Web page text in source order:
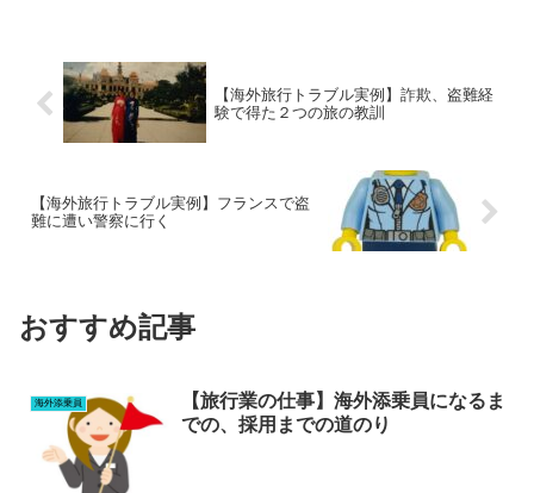
【海外旅行トラブル実例】詐欺、盗難経
験で得た２つの旅の教訓
【海外旅行トラブル実例】フランスで盗
難に遭い警察に行く
おすすめ記事
海外添乗員
【旅行業の仕事】海外添乗員になるま
での、採用までの道のり